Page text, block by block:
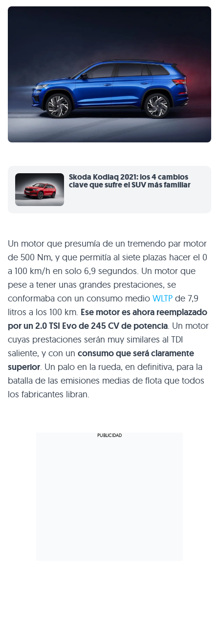
Skoda Kodiaq 2021: los 4 cambios
clave que sufre el SUV más familiar
Un motor que presumía de un tremendo par motor
de 500 Nm, y que permitía al siete plazas hacer el 0
a 100 km/h en solo 6,9 segundos. Un motor que
pese a tener unas grandes prestaciones, se
conformaba con un consumo medio WLTP de 7,9
litros a los 100 km. Ese motor es ahora reemplazado
por un 2.0 TSI Evo de 245 CV de potencia. Un motor
cuyas prestaciones serán muy similares al TDI
saliente, y con un consumo que será claramente
superior. Un palo en la rueda, en definitiva, para la
batalla de las emisiones medias de flota que todos
los fabricantes libran.